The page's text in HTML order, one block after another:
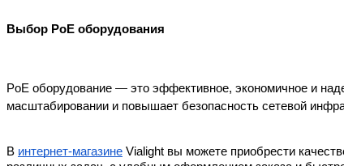
Выбор PoE оборудования
PoE оборудование — это эффективное, экономичное и
масштабировании и повышает безопасность сетевой
В интернет-магазине Vialight вы можете приобрести